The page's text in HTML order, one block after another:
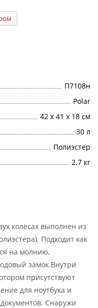
П7108н
Polar
42 х 41 х 18 см
30 л
Полиэстер
2.7 кг
колёсах выполнен из
Подходит как
на молнию,
замок.Внутри
присутствуют
для ноутбука и
Снаружи